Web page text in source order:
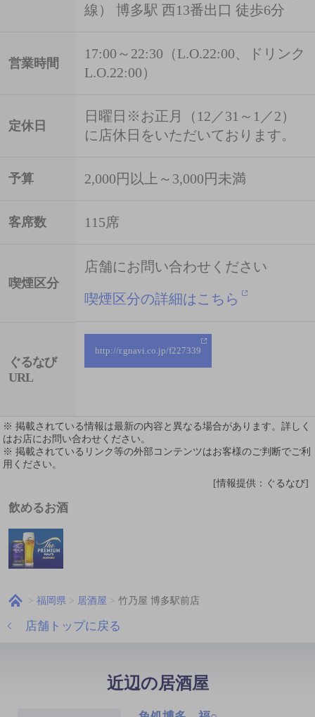
線） 博多駅 西13番出口 徒歩6分
営業時間
17:00～22:30（L.O.22:00、ドリンク
L.O.22:00）
定休日
日曜日※お正月（12／31～1／2）
に店休日をいただいております。
予算 2,000円以上～3,000円未満
客席数 115席
喫煙区分
店舗にお問い合わせください
喫煙区分の詳細はこちら
ぐるなび
URL
http://r.gnavi.co.jp/f227339
※ 掲載されている情報は最新の内容と異なる場合があります。詳しく
はお店にお問い合わせください。
※ 掲載されているリンク等の外部コンテンツはお客様のご判断でご利
用ください。
[情報提供：ぐるなび]
飲めるお酒
福岡県 居酒屋 竹乃屋 博多駅前店
店舗トップに戻る
近辺の居酒屋